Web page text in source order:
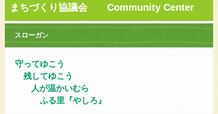
まちづくり協議会 Community Center
スローガン
守ってゆこう
残してゆこう
人が温かいむら
ふる里『やしろ』